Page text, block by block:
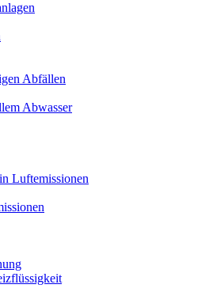
Abfällen
Abwasser
Luftemissionen